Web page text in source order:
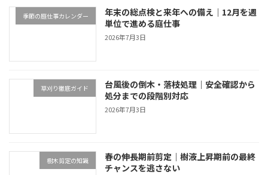
季節の庭仕事カレンダー
年末の総点検と来年への備え｜12月を週
単位で進める庭仕事
2026年7月3日
草刈り徹底ガイド
台風後の倒木・落枝処理｜安全確認から
処分までの段階別対応
2026年7月3日
樹木剪定の知識
春の伸長期前剪定｜樹液上昇期前の最終
チャンスを逃さない